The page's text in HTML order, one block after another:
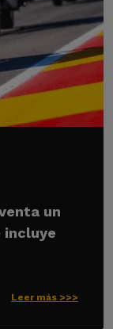
un
incluye
Leer más >>>